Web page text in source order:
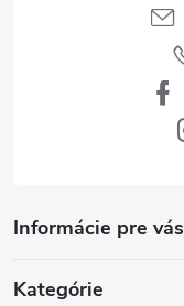
Informácie pre vás
Kategórie